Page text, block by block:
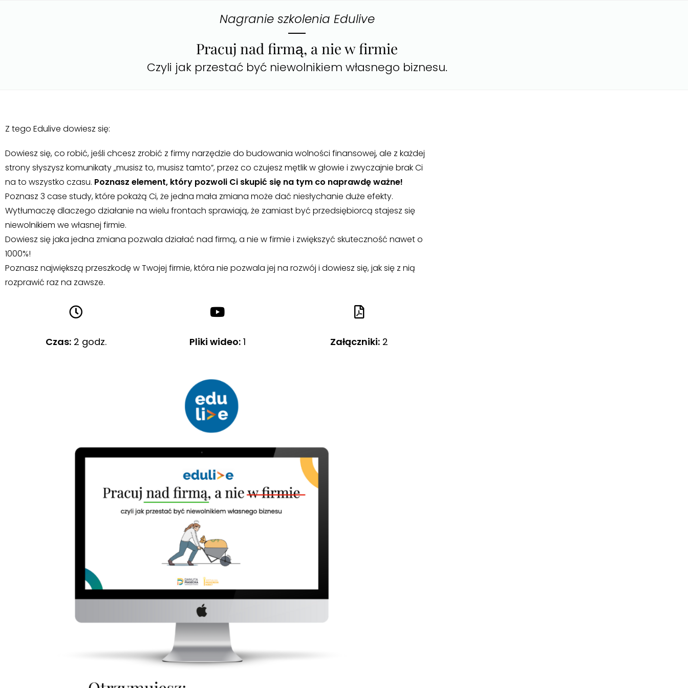
Nagranie szkolenia Edulive
Pracuj nad firmą, a nie w firmie
Czyli jak przestać być niewolnikiem własnego biznesu.
Z tego Edulive dowiesz się:
Dowiesz się, co robić, jeśli chcesz zrobić z firmy narzędzie do budowania wolności finansowej, ale z każdej
strony słyszysz komunikaty „musisz to, musisz tamto”, przez co czujesz mętlik w głowie i zwyczajnie brak Ci
na to wszystko czasu. Poznasz element, który pozwoli Ci skupić się na tym co naprawdę ważne!
Poznasz 3 case study, które pokażą Ci, że jedna mała zmiana może dać niesłychanie duże efekty.
Wytłumaczę dlaczego działanie na wielu frontach sprawiają, że zamiast być przedsiębiorcą stajesz się
niewolnikiem we własnej firmie.
Dowiesz się jaka jedna zmiana pozwala działać nad firmą, a nie w firmie i zwiększyć skuteczność nawet o
1000%!
Poznasz największą przeszkodę w Twojej firmie, która nie pozwala jej na rozwój i dowiesz się, jak się z nią
rozprawić raz na zawsze.
Czas:2 godz. Pliki wideo:1 Załączniki: 2